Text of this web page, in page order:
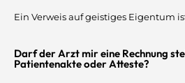
Ein Verweis auf geistiges Eigentum
Darf der Arzt mir eine Rechnung
Patientenakte oder Atteste?